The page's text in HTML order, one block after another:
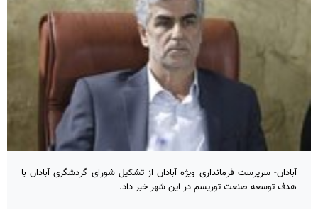
آبادان- سرپرست فرمانداری ویژه آبادان از تشکیل شورای گردشگری آبادان با
هدف توسعه صنعت توریسم در این شهر خبر داد.